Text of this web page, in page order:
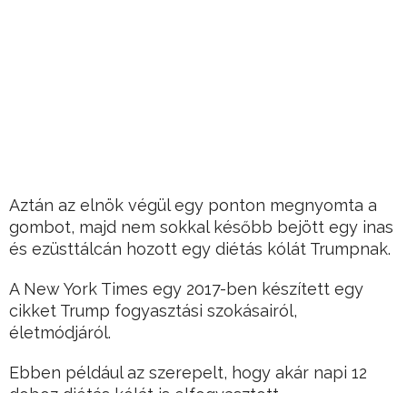
Aztán az elnök végül egy ponton megnyomta a
gombot, majd nem sokkal később bejött egy inas
és ezüsttálcán hozott egy diétás kólát Trumpnak.
A New York Times egy 2017-ben készített egy
cikket Trump fogyasztási szokásairól,
életmódjáról.
Ebben például az szerepelt, hogy akár napi 12